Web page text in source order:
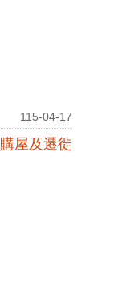
115-04-17
購屋及遷徙